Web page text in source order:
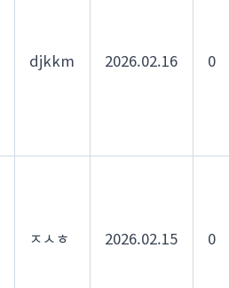
djkkm 2026.02.16 0
ㅈㅅㅎ 2026.02.15 0